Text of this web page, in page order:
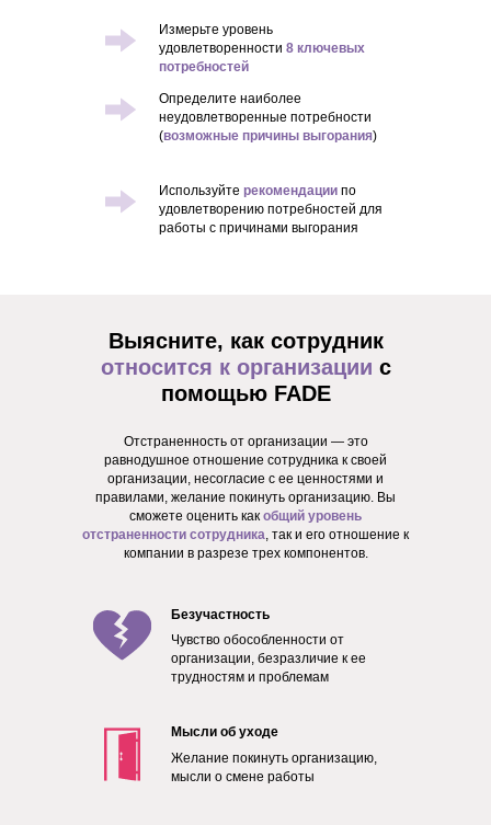
Измерьте уровень
удовлетворенности 8 ключевых
потребностей
Определите наиболее
неудовлетворенные потребности
(возможные причины выгорания)
Используйте рекомендации по
удовлетворению потребностей для
работы с причинами выгорания
Выясните, как сотрудник
относится к организации с
помощью FADE
Отстраненность от организации — это
равнодушное отношение сотрудника к своей
организации, несогласие с ее ценностями и
правилами, желание покинуть организацию. Вы
сможете оценить как общий уровень
отстраненности сотрудника , так и его отношение к
компании в разрезе трех компонентов.
Безучастность
Чувство обособленности от
организации, безразличие к ее
трудностям и проблемам
Мысли об уходе
Желание покинуть организацию,
мысли о смене работы